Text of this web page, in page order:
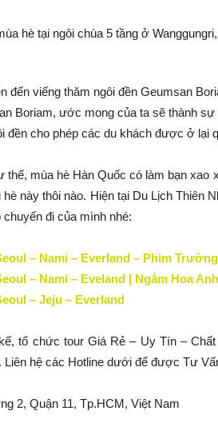
hè tại ngôi chùa 5 tầng ở
đến viếng thăm ngôi đền Geumsan
Boriam, ước mong của ta sẽ thành
đền cho phép các du khách được ở lại
mùa hè Hàn Quốc có làm bạn xao
này thôi nào. Hiện tại Du Lịch Thiên
đi của mình nhé:
– Nami – Everland – Phim
– Nami – Eveland | Ngắm Hoa
– Jeju – Everland
tổ chức tour Giá Rẻ – Uy Tín –
Liên hệ các Hotline dưới để được Tư
2, Quận 11, Tp.HCM, Việt Nam